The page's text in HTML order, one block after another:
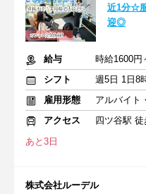
近1分☆
迎◎
給与
時給1600円
シフト
週5日 1日8
雇用形態
アルバイト
アクセス
四ツ谷駅 徒
あと3日
株式会社ルーデル